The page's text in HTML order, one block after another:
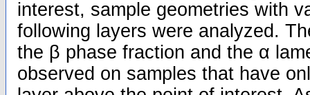
interest, sample geometries with
following layers were analyzed.
the β phase fraction and the α
observed on samples that have